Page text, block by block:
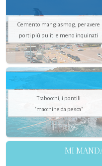
Cemento mangiasmog, per avere
porti più puliti e meno inquinati
Trabocchi, i pontili
"macchine da pesca"
MI